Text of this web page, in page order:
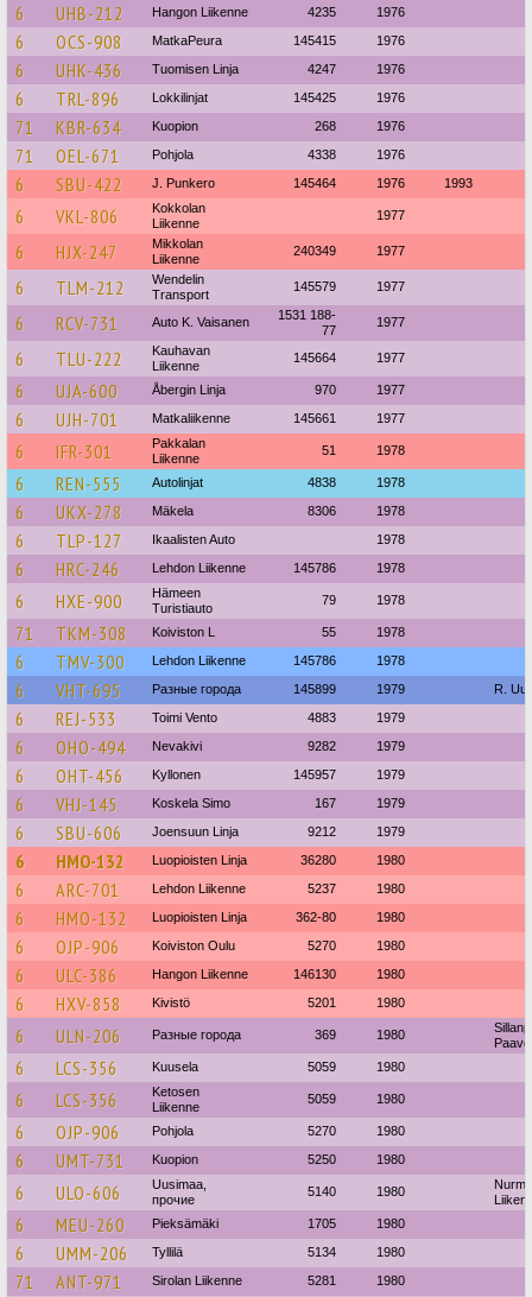
6 UHB-212 Hangon Liikenne 4235 1976
6 OCS-908 MatkaPeura 145415 1976
6 UHK-436 Tuomisen Linja 4247 1976
6 TRL-896 Lokkilinjat 145425 1976
71 KBR-634 Kuopion 268 1976
71 OEL-671 Pohjola 4338 1976
6 SBU-422 J. Punkero 145464 1976 1993
6 VKL-806
Kokkolan
Liikenne
1977
6 HJX-247
Mikkolan
Liikenne
240349 1977
6 TLM-212
Wendelin
Transport
145579 1977
6 RCV-731 Auto K. Vaisanen
1531 188-
77
1977
6 TLU-222
Kauhavan
Liikenne
145664 1977
6 UJA-600 Åbergin Linja 970 1977
6 UJH-701 Matkaliikenne 145661 1977
6 IFR-301
Pakkalan
Liikenne
51 1978
6 REN-555 Autolinjat 4838 1978
6 UKX-278 Mäkela 8306 1978
6 TLP-127 Ikaalisten Auto 1978
6 HRC-246 Lehdon Liikenne 145786 1978
6 HXE-900
Hämeen
Turistiauto
79 1978
71 TKM-308 Koiviston L 55 1978
6 TMV-300 Lehdon Liikenne 145786 1978
6 VHT-695 Разные города 145899 1979 R.
6 REJ-533 Toimi Vento 4883 1979
6 OHO-494 Nevakivi 9282 1979
6 OHT-456 Kyllonen 145957 1979
6 VHJ-145 Koskela Simo 167 1979
6 SBU-606 Joensuun Linja 9212 1979
6 HMO-132 Luopioisten Linja 36280 1980
6 ARC-701 Lehdon Liikenne 5237 1980
6 HMO-132 Luopioisten Linja 362-80 1980
6 OJP-906 Koiviston Oulu 5270 1980
6 ULC-386 Hangon Liikenne 146130 1980
6 HXV-858 Kivistö 5201 1980
6 ULN-206 Разные города 369 1980
Paavo
6 LCS-356 Kuusela 5059 1980
6 LCS-356
Ketosen
Liikenne
5059 1980
6 OJP-906 Pohjola 5270 1980
6 UMT-731 Kuopion 5250 1980
6 ULO-606
Uusimaa,
прочие
5140 1980
6 MEU-260 Pieksämäki 1705 1980
6 UMM-206 Tyllilä 5134 1980
71 ANT-971 Sirolan Liikenne 5281 1980